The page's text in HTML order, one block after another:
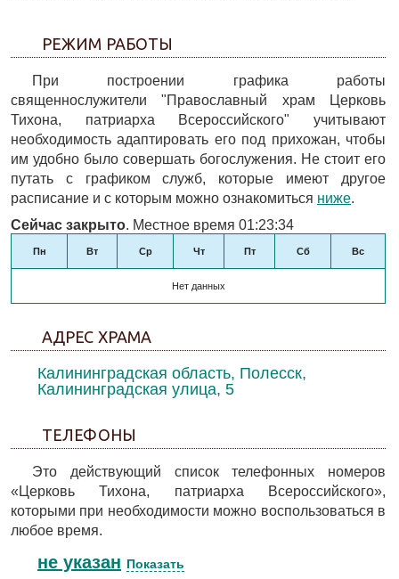
РЕЖИМ РАБОТЫ
При построении графика работы
священнослужители "Православный храм Церковь
Тихона, патриарха Всероссийского" учитывают
необходимость адаптировать его под прихожан, чтобы
им удобно было совершать богослужения. Не стоит его
путать с графиком служб, которые имеют другое
расписание и с которым можно ознакомиться ниже.
Сейчас закрыто. Местное время 01:23:34
Пн Вт Ср Чт Пт Сб Вс
Нет данных
АДРЕС ХРАМА
Калининградская область, Полесск,
Калининградская улица, 5
ТЕЛЕФОНЫ
Это действующий список телефонных номеров
«Церковь Тихона, патриарха Всероссийского»,
которыми при необходимости можно воспользоваться в
любое время.
не указан Показать